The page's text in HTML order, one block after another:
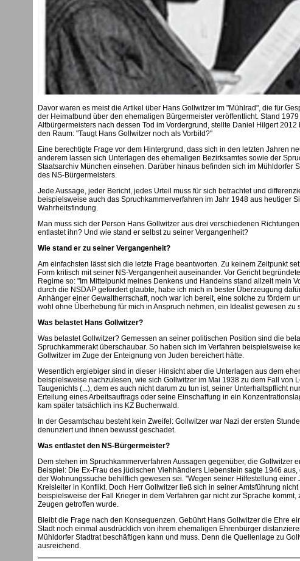
Davor waren es meist die Artikel über Hans Gollwitzer im "Mühlrad", die für
der Heimatbund über den ehemaligen Bürgermeister veröffentlicht. Stand
Altbürgermeisters nach dessen Tod im Vordergrund, stellte Daniel Hilgert
den Raum: "Taugt Hans Gollwitzer noch als Vorbild?"
Eine berechtigte Frage vor dem Hintergrund, dass sich in den letzten Jahren
anderem lassen sich Unterlagen des ehemaligen Bezirksamtes sowie der
Staatsarchiv München einsehen. Darüber hinaus befinden sich im Mühldorfer
des NS-Bürgermeisters.
Jede Aussage, jeder Bericht, jedes Urteil muss für sich betrachtet und
beispielsweise auch das Spruchkammerverfahren im Jahr 1948 aus heutiger
Wahrheitsfindung.
Man muss sich der Person Hans Gollwitzer aus drei verschiedenen
entlastet ihn? Und wie stand er selbst zu seiner Vergangenheit?
Wie stand er zu seiner Vergangenheit?
Am einfachsten lässt sich die letzte Frage beantworten. Zu keinem Zeitpunkt
Form kritisch mit seiner NS-Vergangenheit auseinander. Vor Gericht
Regime so: "Im Mittelpunkt meines Denkens und Handelns stand allzeit mein
durch die NSDAP gefördert glaubte, habe ich mich in bester Überzeugung
Anhänger einer Gewaltherrschaft, noch war ich bereit, eine solche zu fördern
wohl ohne Überhebung für mich in Anspruch nehmen, ein Idealist gewesen zu
Was belastet Hans Gollwitzer?
Was belastet Gollwitzer? Gemessen an seiner politischen Position sind die
Spruchkammerakt überschaubar. So haben sich im Verfahren beispielsweise
Gollwitzer im Zuge der Enteignung von Juden bereichert hätte.
Wesentlich ergiebiger sind in dieser Hinsicht aber die Unterlagen aus dem
beispielsweise nachzulesen, wie sich Gollwitzer im Mai 1938 zu dem Fall von
Taugenichts (...), dem es auch nicht darum zu tun ist, seiner Unterhaltspflicht
Erteilung eines Arbeitsauftrags oder seine Einschaffung in ein
kam später tatsächlich ins KZ Buchenwald.
In der Gesamtschau besteht kein Zweifel: Gollwitzer war Nazi der ersten
denunziert und ihnen bewusst geschadet.
Was entlastet den NS-Bürgermeister?
Dem stehen im Spruchkammerverfahren Aussagen gegenüber, die Gollwitzer
Beispiel: Die Ex-Frau des jüdischen Viehhändlers Liebenstein sagte 1946
der Wohnungssuche behilflich gewesen sei. "Wegen seiner Hilfestellung einer
Kreisleiter in Konflikt. Doch Herr Gollwitzer ließ sich in seiner Amtsführung
beispielsweise der Fall Krieger in dem Verfahren gar nicht zur Sprache
Zeugen getroffen wurde.
Bleibt die Frage nach den Konsequenzen. Gebührt Hans Gollwitzer die Ehre
Stadt noch einmal ausdrücklich von ihrem ehemaligen Ehrenbürger
Mühldorfer Stadtrat beschäftigen kann und muss. Denn die Quellenlage zu
ausreichend.